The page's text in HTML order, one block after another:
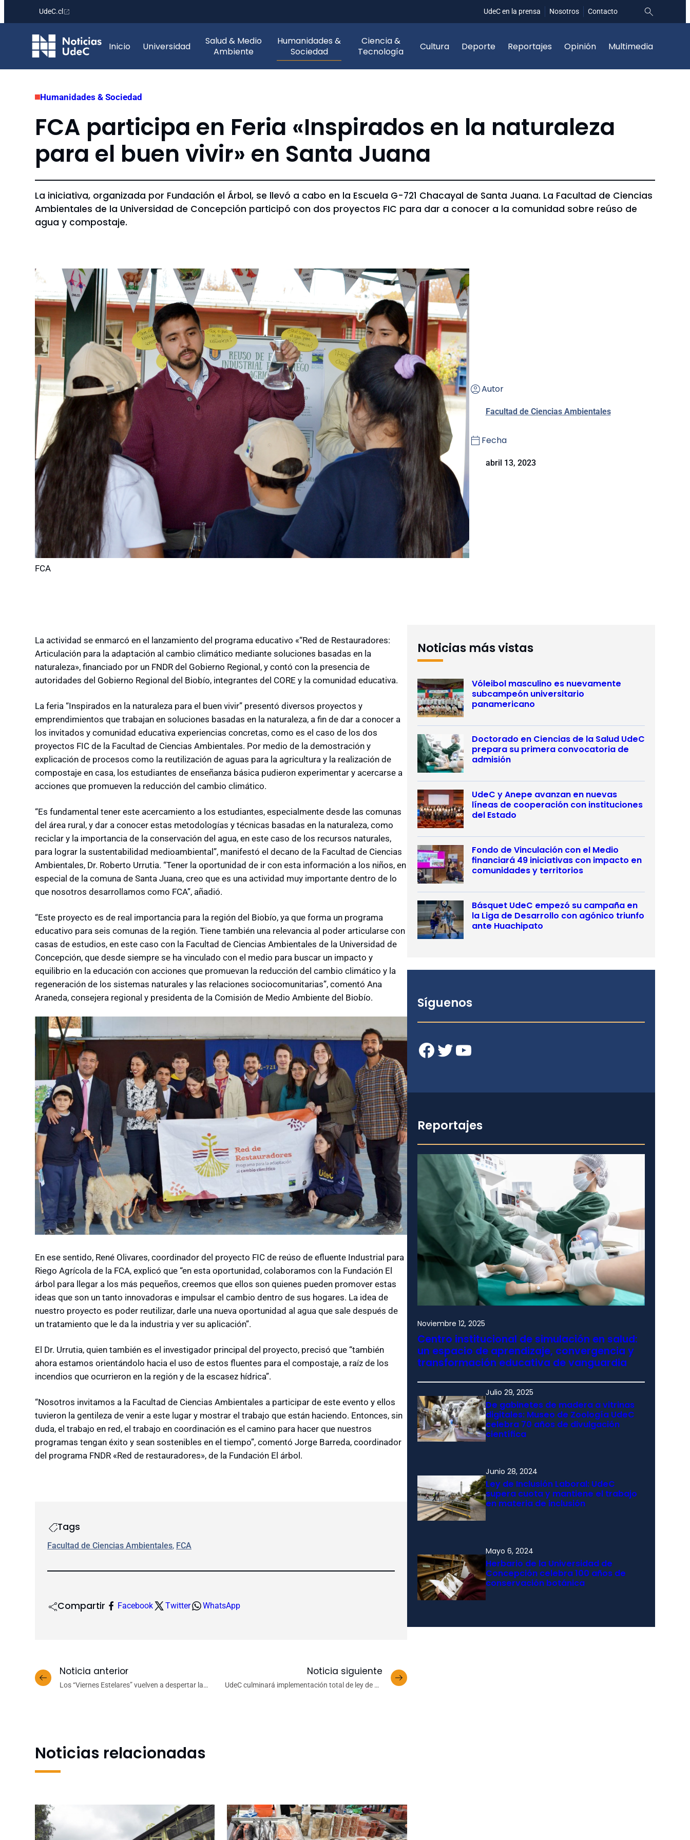
contenido
UdeC.cl UdeC en la prensa Nosotros Contacto
Inicio Universidad
Salud & Medio
Ambiente
Humanidades &
Sociedad
Ciencia &
Tecnología
Cultura Deporte Reportajes Opinión Multimedia
Humanidades & Sociedad
FCA participa en Feria «Inspirados en la naturaleza
para el buen vivir» en Santa Juana
La iniciativa, organizada por Fundación el Árbol, se llevó a cabo en la Escuela G-721 Chacayal de Santa Juana. La Facultad de Ciencias
Ambientales de la Universidad de Concepción participó con dos proyectos FIC para dar a conocer a la comunidad sobre reúso de
agua y compostaje.
FCA
Autor
Facultad de Ciencias Ambientales
Fecha
abril 13, 2023
La actividad se enmarcó en el lanzamiento del programa educativo «“Red de Restauradores:
Articulación para la adaptación al cambio climático mediante soluciones basadas en la
naturaleza», financiado por un FNDR del Gobierno Regional, y contó con la presencia de
autoridades del Gobierno Regional del Biobío, integrantes del CORE y la comunidad educativa.
La feria “Inspirados en la naturaleza para el buen vivir” presentó diversos proyectos y
emprendimientos que trabajan en soluciones basadas en la naturaleza, a fin de dar a conocer a
los invitados y comunidad educativa experiencias concretas, como es el caso de los dos
proyectos FIC de la Facultad de Ciencias Ambientales. Por medio de la demostración y
explicación de procesos como la reutilización de aguas para la agricultura y la realización de
compostaje en casa, los estudiantes de enseñanza básica pudieron experimentar y acercarse a
acciones que promueven la reducción del cambio climático.
“Es fundamental tener este acercamiento a los estudiantes, especialmente desde las comunas
del área rural, y dar a conocer estas metodologías y técnicas basadas en la naturaleza, como
reciclar y la importancia de la conservación del agua, en este caso de los recursos naturales,
para lograr la sustentabilidad medioambiental”, manifestó el decano de la Facultad de Ciencias
Ambientales, Dr. Roberto Urrutia. “Tener la oportunidad de ir con esta información a los niños, en
especial de la comuna de Santa Juana, creo que es una actividad muy importante dentro de lo
que nosotros desarrollamos como FCA”, añadió.
“Este proyecto es de real importancia para la región del Biobío, ya que forma un programa
educativo para seis comunas de la región. Tiene también una relevancia al poder articularse con
casas de estudios, en este caso con la Facultad de Ciencias Ambientales de la Universidad de
Concepción, que desde siempre se ha vinculado con el medio para buscar un impacto y
equilibrio en la educación con acciones que promuevan la reducción del cambio climático y la
regeneración de los sistemas naturales y las relaciones sociocomunitarias”, comentó Ana
Araneda, consejera regional y presidenta de la Comisión de Medio Ambiente del Biobío.
En ese sentido, René Olivares, coordinador del proyecto FIC de reúso de efluente Industrial para
Riego Agrícola de la FCA, explicó que “en esta oportunidad, colaboramos con la Fundación El
árbol para llegar a los más pequeños, creemos que ellos son quienes pueden promover estas
ideas que son un tanto innovadoras e impulsar el cambio dentro de sus hogares. La idea de
nuestro proyecto es poder reutilizar, darle una nueva oportunidad al agua que sale después de
un tratamiento que le da la industria y ver su aplicación”.
El Dr. Urrutia, quien también es el investigador principal del proyecto, precisó que “también
ahora estamos orientándolo hacia el uso de estos fluentes para el compostaje, a raíz de los
incendios que ocurrieron en la región y de la escasez hídrica”.
“Nosotros invitamos a la Facultad de Ciencias Ambientales a participar de este evento y ellos
tuvieron la gentileza de venir a este lugar y mostrar el trabajo que están haciendo. Entonces, sin
duda, el trabajo en red, el trabajo en coordinación es el camino para hacer que nuestros
programas tengan éxito y sean sostenibles en el tiempo”, comentó Jorge Barreda, coordinador
del programa FNDR «Red de restauradores», de la Fundación El árbol.
Tags
Facultad de Ciencias Ambientales, FCA
Compartir Facebook Twitter WhatsApp
Noticia anterior
Los “Viernes Estelares” vuelven a despertar la
Noticia siguiente
UdeC culminará implementación total de ley de 40
Noticias relacionadas
Noticias más vistas
Vóleibol masculino es nuevamente
subcampeón universitario
panamericano
Doctorado en Ciencias de la Salud UdeC
prepara su primera convocatoria de
admisión
UdeC y Anepe avanzan en nuevas
líneas de cooperación con instituciones
del Estado
Fondo de Vinculación con el Medio
financiará 49 iniciativas con impacto en
comunidades y territorios
Básquet UdeC empezó su campaña en
la Liga de Desarrollo con agónico triunfo
ante Huachipato
Síguenos
Facebook Twitter YouTube
Reportajes
Noviembre 12, 2025
Centro institucional de simulación en salud:
un espacio de aprendizaje, convergencia y
transformación educativa de vanguardia
Julio 29, 2025
De gabinetes de madera a vitrinas
digitales: Museo de Zoología UdeC
celebra 70 años de divulgación
científica
Junio 28, 2024
Ley de Inclusión Laboral: UdeC
supera cuota y mantiene el trabajo
en materia de inclusión
Mayo 6, 2024
Herbario de la Universidad de
Concepción celebra 100 años de
conservación botánica